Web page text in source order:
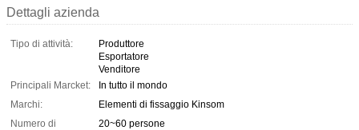
Dettagli azienda
Tipo di attività:
Produttore
Esportatore
Venditore
Principali Marcket:
In tutto il mondo
Marchi:
Elementi di fissaggio Kinsom
Numero di
20~60 persone